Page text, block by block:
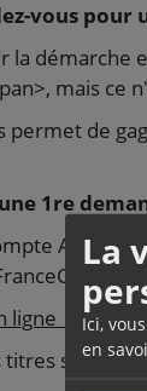
La
Ici,
en
vous
la démarche
mais ce
permet de
1re
ANTS
ligne
sécurisés